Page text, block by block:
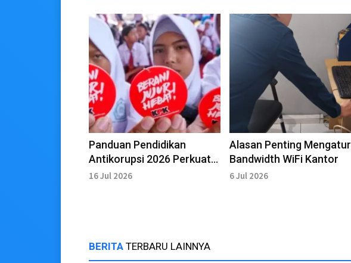
Panduan Pendidikan
Antikorupsi 2026 Perkuat
Karakter Integritas Siswa
16 Jul 2026
Alasan Penting Mengatur
Bandwidth WiFi Kantor
6 Jul 2026
BERITA TERBARU LAINNYA